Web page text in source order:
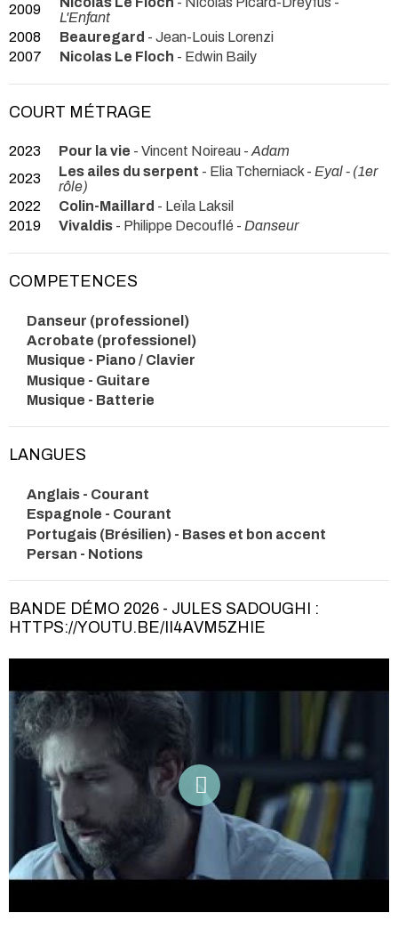
2009
L'Enfant
2008
Beauregard - Jean-Louis Lorenzi
2007
Nicolas Le Floch - Edwin Baily
COURT MÉTRAGE
2023 Pour la vie - Vincent Noireau -Adam
2023
Les ailes du serpent - Elia Tcherniack - Eyal - (1er
rôle)
2022
Colin-Maillard - Leïla Laksil
2019
Vivaldis - Philippe Decouflé - Danseur
COMPETENCES
Danseur (professionel)
Acrobate (professionel)
Musique - Piano / Clavier
Musique - Guitare
Musique - Batterie
LANGUES
Anglais - Courant
Espagnole - Courant
Portugais (Brésilien) - Bases et bon accent
Persan - Notions
BANDE DÉMO 2026 - JULES SADOUGHI :
HTTPS://YOUTU.BE/II4AVM5ZHIE